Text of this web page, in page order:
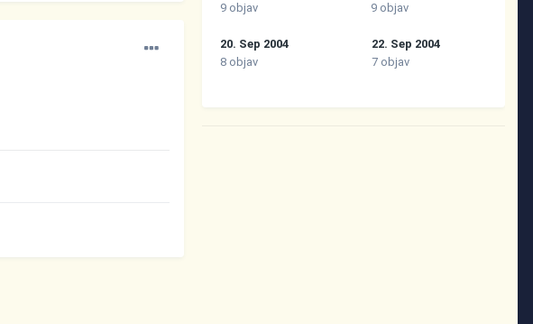
9 objav
9 objav
20. Sep 2004
8 objav
22. Sep 2004
7 objav